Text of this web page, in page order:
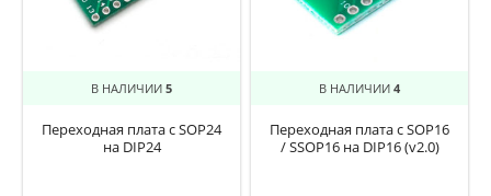
В НАЛИЧИИ 5
Переходная плата с SOP24
на DIP24
В НАЛИЧИИ 4
Переходная плата с SOP16
/ SSOP16 на DIP16 (v2.0)